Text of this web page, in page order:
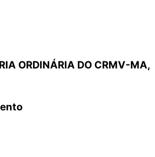
ORDINÁRIA DO CRMV-MA,